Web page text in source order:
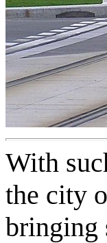
With
the city
bringing